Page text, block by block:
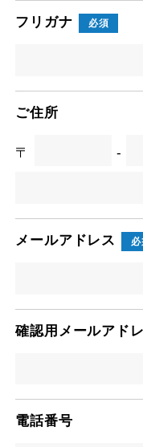
フリガナ 必須
ご住所
〒 -
メールアドレス
確認用メールアド
電話番号